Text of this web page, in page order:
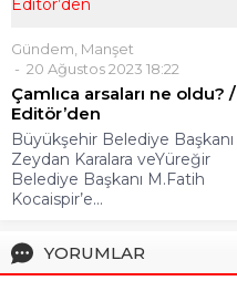
Gündem Manşet
20 Ağustos 2023 18:22
Çamlıca arsaları ne oldu? /
Editör’den
Büyükşehir Belediye Başkanı
Zeydan Karalara veYüreğir
Belediye Başkanı M.Fatih
Kocaispir’e...
YORUMLAR